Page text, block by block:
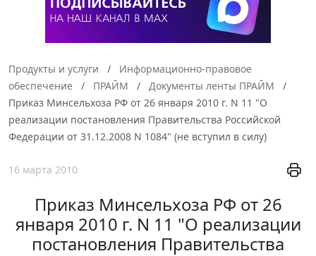
Продукты и услуги
Информационно-правовое
обеспечение
ПРАЙМ
Документы ленты ПРАЙМ
Приказ Минсельхоза РФ от 26 января 2010 г. N 11 "О
реализации постановления Правительства Российской
Федерации от 31.12.2008 N 1084" (не вступил в силу)
16 марта 2010
Приказ Минсельхоза РФ от 26
января 2010 г. N 11 "О реализации
постановления Правительства